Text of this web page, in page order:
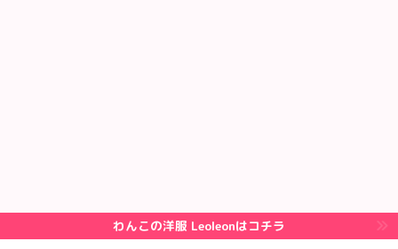
わんこの洋服 Leoleonはコチラ